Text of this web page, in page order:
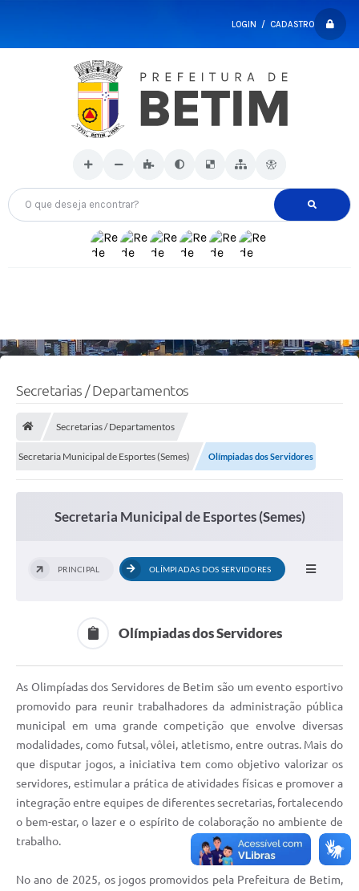
LOGIN / CADASTRO
O que deseja encontrar?
Secretarias / Departamentos
Secretarias / Departamentos
Secretaria Municipal de Esportes (Semes) Olímpiadas dos Servidores
Secretaria Municipal de Esportes (Semes)
PRINCIPAL OLÍMPIADAS DOS SERVIDORES
Olímpiadas dos Servidores
As Olimpíadas dos Servidores de Betim são um evento esportivo
promovido para reunir trabalhadores da administração pública
municipal em uma grande competição que envolve diversas
modalidades, como futsal, vôlei, atletismo, entre outras. Mais do
que disputar jogos, a iniciativa tem como objetivo valorizar os
servidores, estimular a prática de atividades físicas e promover a
integração entre equipes de diferentes secretarias, fortalecendo
o bem-estar, o lazer e o espírito de colaboração no ambiente de
trabalho.
No ano de 2025, os jogos promovidos pela Prefeitura de Betim,